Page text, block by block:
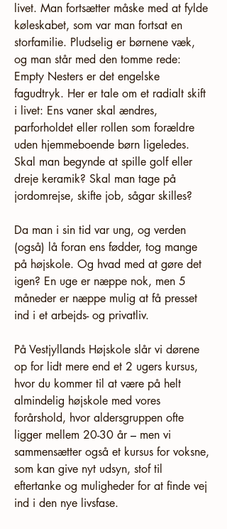
livet. Man fortsætter måske med at fylde
køleskabet, som var man fortsat en
storfamilie. Pludselig er børnene væk,
og man står med den tomme rede:
Empty Nesters er det engelske
fagudtryk. Her er tale om et radialt skift
i livet: Ens vaner skal ændres,
parforholdet eller rollen som forældre
uden hjemmeboende børn ligeledes.
Skal man begynde at spille golf eller
dreje keramik? Skal man tage på
jordomrejse, skifte job, sågar skilles?
Da man i sin tid var ung, og verden
(også) lå foran ens fødder, tog mange
på højskole. Og hvad med at gøre det
igen? En uge er næppe nok, men 5
måneder er næppe mulig at få presset
ind i et arbejds- og privatliv.
På Vestjyllands Højskole slår vi dørene
op for lidt mere end et 2 ugers kursus,
hvor du kommer til at være på helt
almindelig højskole med vores
forårshold, hvor aldersgruppen ofte
ligger mellem 20-30 år – men vi
sammensætter også et kursus for voksne,
som kan give nyt udsyn, stof til
eftertanke og muligheder for at finde vej
ind i den nye livsfase.